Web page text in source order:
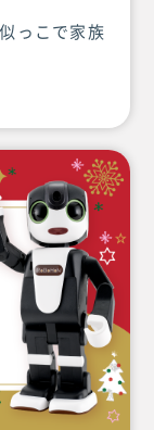
っこで家族